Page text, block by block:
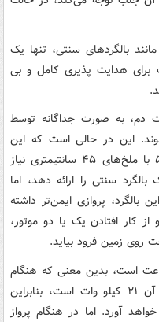
بالگردهای سنتی، تنها یک
هدایت پذیری کامل و بی
قسمت دم، به صورت جداگانه توسط
این در حالی است که این
بالگرد تنها به چهار موتور ۵۰۰۸ یا ۵۰۱۰ با ملخ‌های ۴۵ سانتیمتری نیاز
سنتی را ارائه دهد، اما
پروازی ایمن‌تر داشته
کار افتادن یک یا دو موتور،
روی زمین فرود بیاید.
۷.۸ کیلووات ساعت است، بدین معنی که هنگام
صعود و معلق ماندن، قدرت مورد نیاز آن ۲۱ کیلو وات است، بنابراین
خواهد آورد. اما در هنگام پرواز